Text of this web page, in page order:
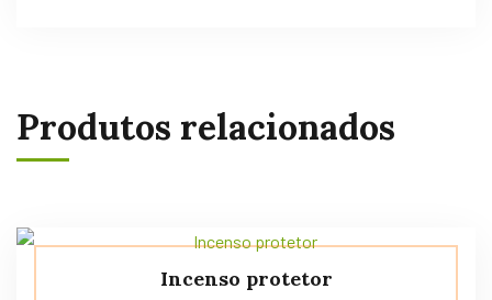
Produtos relacionados
Incenso protetor